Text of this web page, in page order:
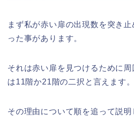
まず私が赤い扉の出現数を突き
った事があります。
それは赤い扉を見つけるために
は11階か21階の二択と言えます。
その理由について順を追って説明